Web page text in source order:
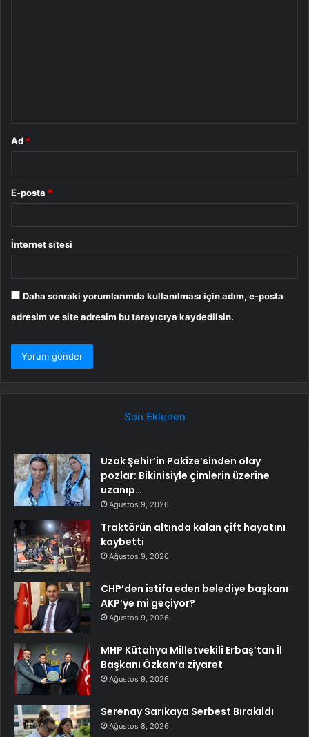
Ad *
E-posta *
İnternet sitesi
Daha sonraki yorumlarımda kullanılması için adım, e-posta
adresim ve site adresim bu tarayıcıya kaydedilsin.
Son Eklenen
Uzak Şehir’in Pakize’sinden olay
pozlar: Bikinisiyle çimlerin üzerine
uzanıp…
Ağustos 9, 2026
Traktörün altında kalan çift hayatını
kaybetti
Ağustos 9, 2026
CHP’den istifa eden belediye başkanı
AKP’ye mi geçiyor?
Ağustos 9, 2026
MHP Kütahya Milletvekili Erbaş’tan İl
Başkanı Özkan’a ziyaret
Ağustos 9, 2026
Serenay Sarıkaya Serbest Bırakıldı
Ağustos 8, 2026